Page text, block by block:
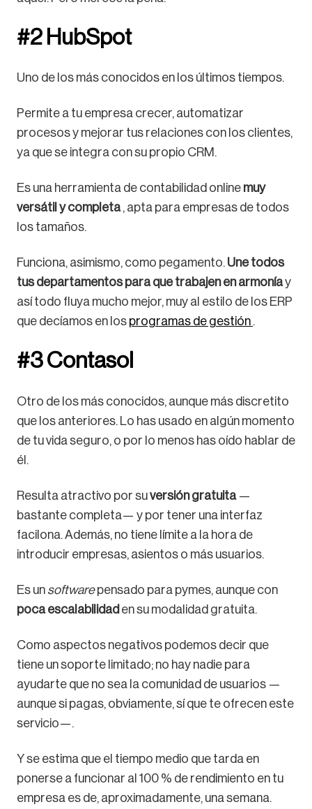
#2 HubSpot
Uno de los más conocidos en los últimos tiempos.
Permite a tu empresa crecer, automatizar
procesos y mejorar tus relaciones con los clientes,
ya que se integra con su propio CRM.
Es una herramienta de contabilidad online muy
versátil y completa, apta para empresas de todos
los tamaños.
Funciona, asimismo, como pegamento. Une todos
tus departamentos para que trabajen en armoníay
así todo fluya mucho mejor, muy al estilo de los ERP
que decíamos en los programas de gestión .
#3 Contasol
Otro de los más conocidos, aunque más discretito
que los anteriores. Lo has usado en algún momento
de tu vida seguro, o por lo menos has oído hablar de
él.
Resulta atractivo por suversión gratuita —
bastante completa— y por tener una interfaz
facilona. Además, no tiene límite a la hora de
introducir empresas, asientos o más usuarios.
Es un softwarepensado para pymes, aunque con
poca escalabilidad en su modalidad gratuita.
Como aspectos negativos podemos decir que
tiene un soporte limitado; no hay nadie para
ayudarte que no sea la comunidad de usuarios —
aunque si pagas, obviamente, sí que te ofrecen este
servicio—.
Y se estima que el tiempo medio que tarda en
ponerse a funcionar al 100 % de rendimiento en tu
empresa es de, aproximadamente, una semana.